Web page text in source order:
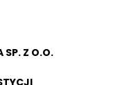
SP. Z O.O.